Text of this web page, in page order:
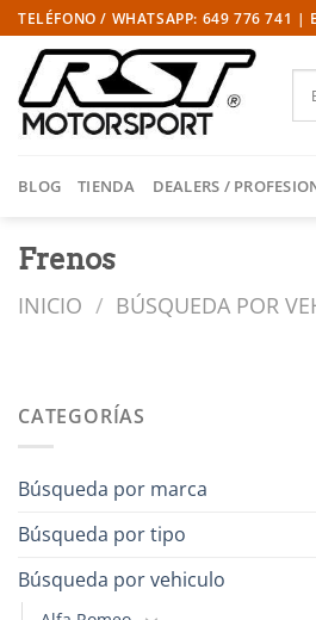
Saltar
al
contenido
TELÉFONO / WHATSAPP: 649 776 741 |
BLOG TIENDA DEALERS /
Frenos
INICIO / BÚSQUEDA POR
CATEGORÍAS
Búsqueda por marca
Búsqueda por tipo
Búsqueda por vehiculo